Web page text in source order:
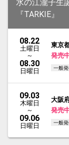
水の江瀧子生
『TARKIE』
08.22
土曜日
～
08.30
日曜日
東京
発売
一般
09.03
木曜日
～
09.06
日曜日
大阪
発売
一般